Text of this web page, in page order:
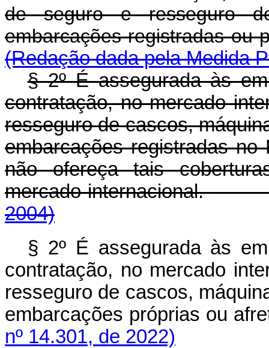
de seguro e resseguro
embarcações registradas ou
(Redação dada pela Medida
§ 2º É assegurada às
contratação, no mercado
resseguro de cascos,
embarcações registradas
não ofereça tais
mercado internacional.
2004)
§ 2º É assegurada às
contratação, no mercado
resseguro de cascos,
embarcações próprias
nº 14.301, de 2022)